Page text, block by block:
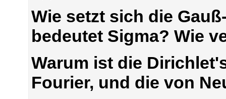
Wie setzt sich die
bedeutet Sigma? Wie
Warum ist die
Fourier, und die von